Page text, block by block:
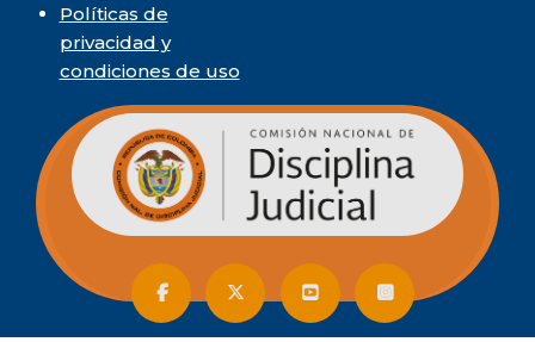
Políticas de
privacidad y
condiciones de uso